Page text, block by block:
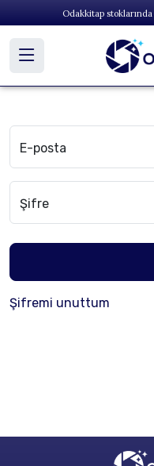
Odakkitap stoklarında
E-posta
Şifre
Şifremi unuttum